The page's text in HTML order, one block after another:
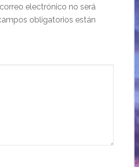
electrónico no será
obligatorios están